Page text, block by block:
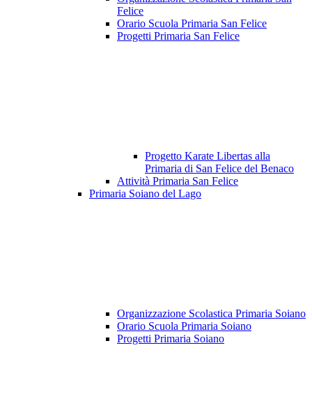
Felice
Orario Scuola Primaria San Felice
Progetti Primaria San Felice
Progetto Karate Libertas alla
Primaria di San Felice del Benaco
Attività Primaria San Felice
Primaria Soiano del Lago
Organizzazione Scolastica Primaria Soiano
Orario Scuola Primaria Soiano
Progetti Primaria Soiano